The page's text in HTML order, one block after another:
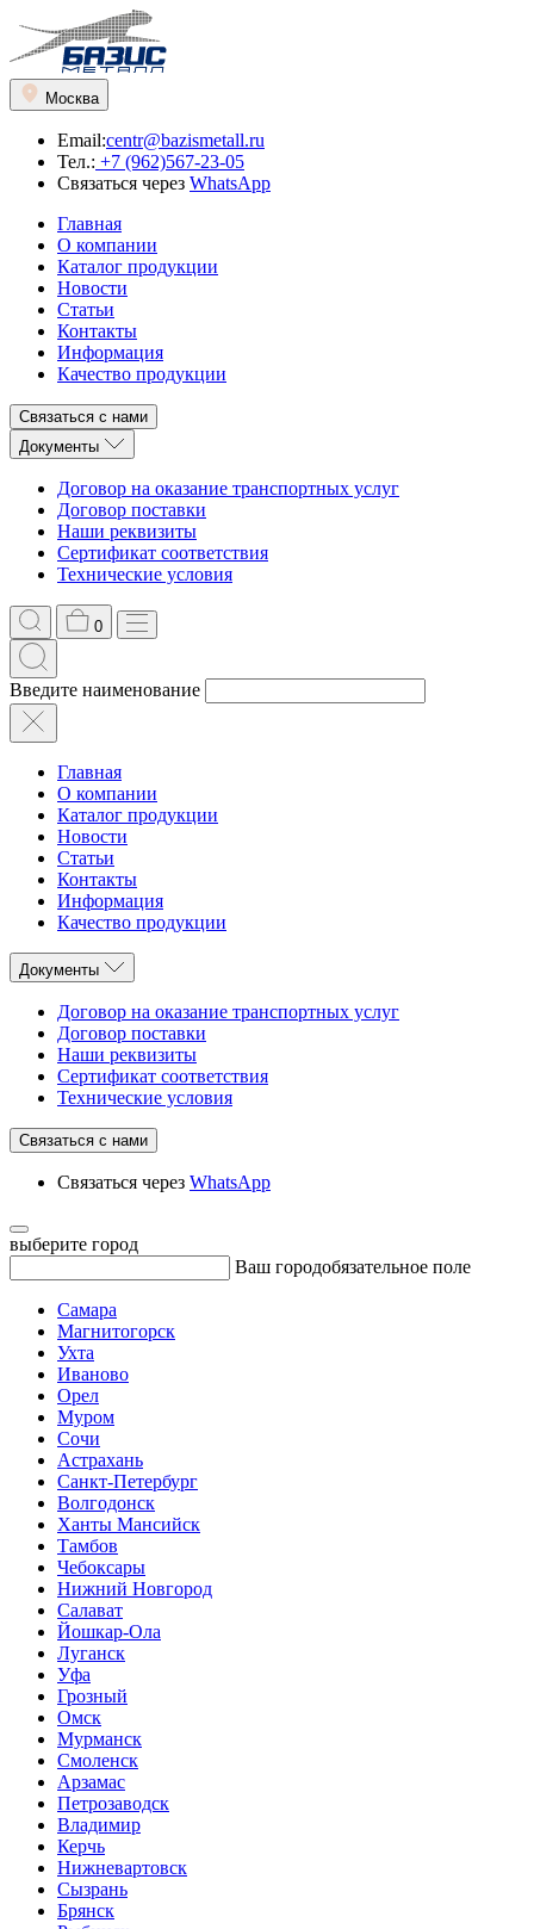
Москва
Email:centr@bazismetall.ru
Тел.: +7 (962)567-23-05
Связаться через WhatsApp
Главная
О компании
Каталог продукции
Новости
Статьи
Контакты
Информация
Качество продукции
Связаться с нами
Документы
Договор на оказание транспортных услуг
Договор поставки
Наши реквизиты
Сертификат соответствия
Технические условия
0
Введите наименование
Главная
О компании
Каталог продукции
Новости
Статьи
Контакты
Информация
Качество продукции
Документы
Договор на оказание транспортных услуг
Договор поставки
Наши реквизиты
Сертификат соответствия
Технические условия
Связаться с нами
Связаться через WhatsApp
выберите город
Ваш городобязательное поле
Самара
Магнитогорск
Ухта
Иваново
Орел
Муром
Сочи
Астрахань
Санкт-Петербург
Волгодонск
Ханты Мансийск
Тамбов
Чебоксары
Нижний Новгород
Салават
Йошкар-Ола
Луганск
Уфа
Грозный
Омск
Мурманск
Смоленск
Арзамас
Петрозаводск
Владимир
Керчь
Нижневартовск
Сызрань
Брянск